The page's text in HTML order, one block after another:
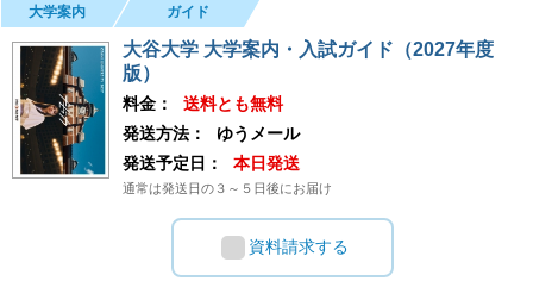
大学案内 ガイド
大谷大学 大学案内・入試ガイド（2027年度
版）
料金：
送料とも無料
発送方法：
ゆうメール
発送予定日：
本日発送
通常は発送日の３～５日後にお届け
資料請求する